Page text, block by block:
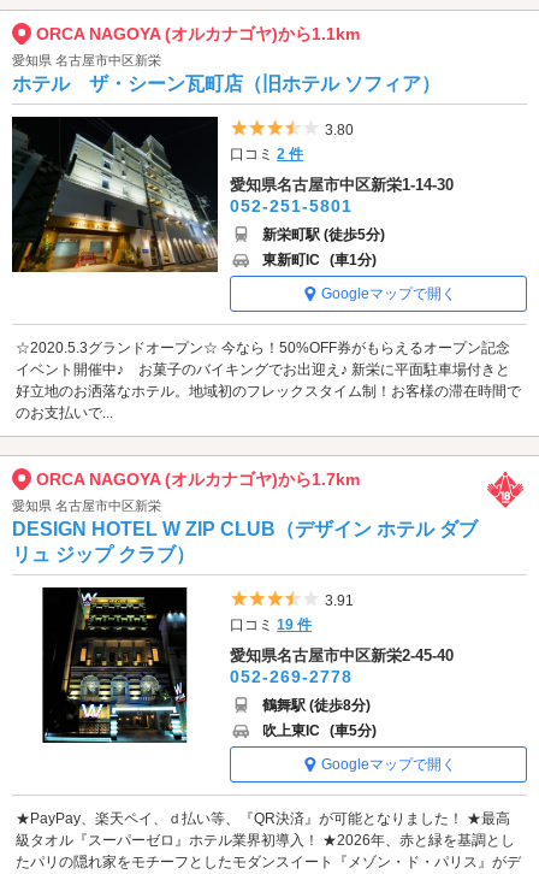
ORCA NAGOYA (オルカナゴヤ)から1.1km
愛知県 名古屋市中区新栄
ホテル ザ・シーン瓦町店（旧ホテル ソフィア）
5つ星のうち3.5
3.80
口コミ2 件
愛知県名古屋市中区新栄1-14-30
052-251-5801
新栄町駅 (徒歩5分)
東新町IC (車1分)
Googleマップで開く
☆2020.5.3グランドオープン☆ 今なら！50%OFF券がもらえるオープン記念
イベント開催中♪ お菓子のバイキングでお出迎え♪ 新栄に平面駐車場付きと
好立地のお洒落なホテル。地域初のフレックスタイム制！お客様の滞在時間で
のお支払いで...
ORCA NAGOYA (オルカナゴヤ)から1.7km
愛知県 名古屋市中区新栄
DESIGN HOTEL W ZIP CLUB（デザイン ホテル ダブ
リュ ジップ クラブ）
5つ星のうち3.5
3.91
口コミ19 件
愛知県名古屋市中区新栄2-45-40
052-269-2778
鶴舞駅 (徒歩8分)
吹上東IC (車5分)
Googleマップで開く
★PayPay、楽天ペイ、ｄ払い等、『QR決済』が可能となりました！ ★最高
級タオル『スーパーゼロ』ホテル業界初導入！ ★2026年、赤と緑を基調とし
たパリの隠れ家をモチーフとしたモダンスイート『メゾン・ド・パリス』がデ